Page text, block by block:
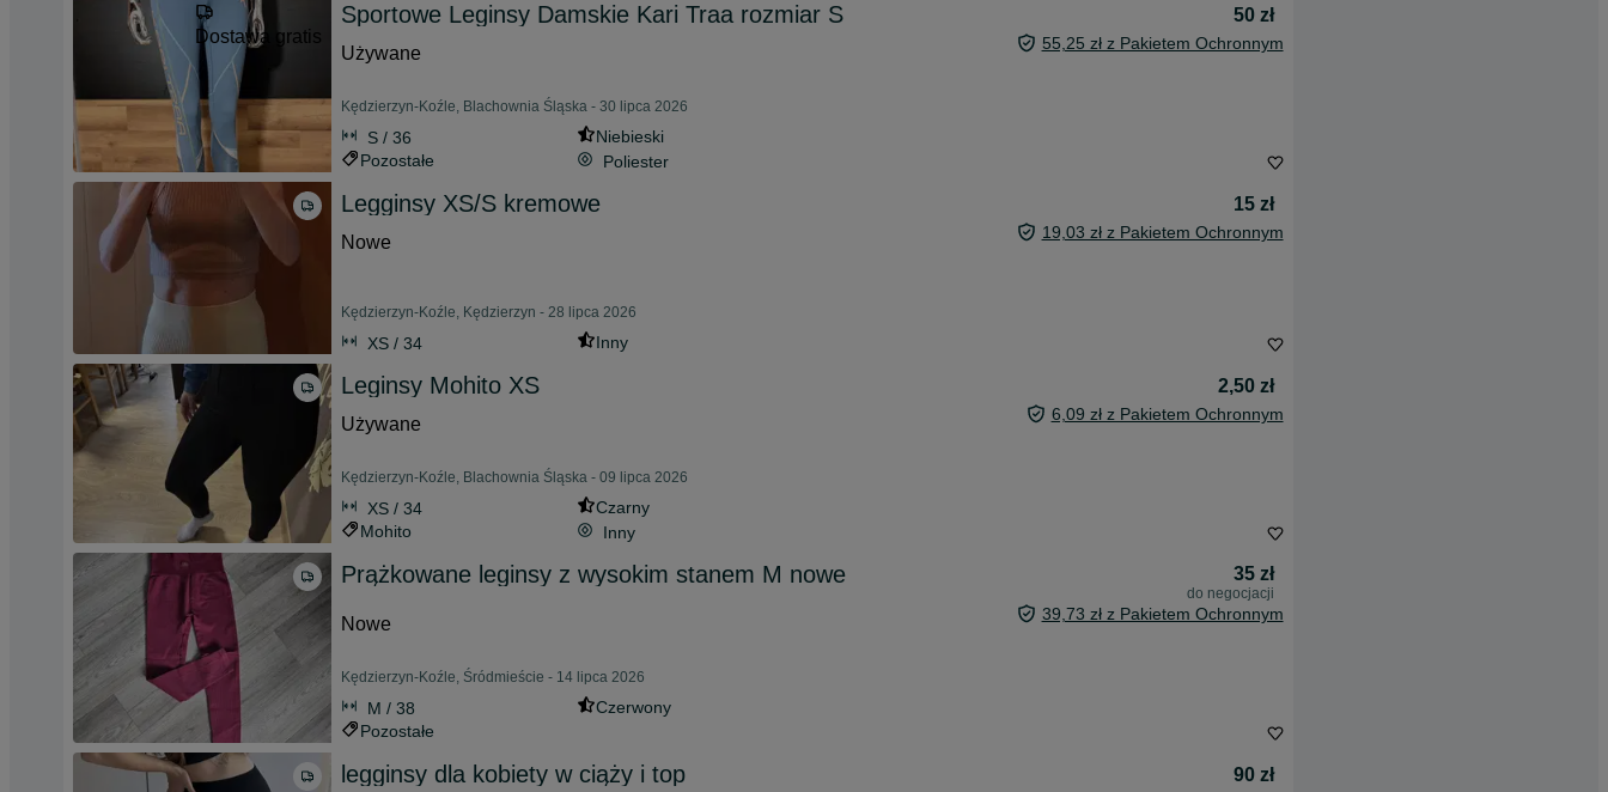
Dostawa gratis
Sportowe Leginsy Damskie Kari Traa rozmiar S
50 zł
Używane
55,25 zł z Pakietem Ochronnym
Kędzierzyn-Koźle, Blachownia Śląska - 30 lipca 2026
S / 36
Niebieski
Pozostałe
Poliester
Legginsy XS/S kremowe
15 zł
Nowe
19,03 zł z Pakietem Ochronnym
Kędzierzyn-Koźle, Kędzierzyn - 28 lipca 2026
XS / 34 Inny
Leginsy Mohito XS
2,50 zł
Używane
6,09 zł z Pakietem Ochronnym
Kędzierzyn-Koźle, Blachownia Śląska - 09 lipca 2026
XS / 34
Czarny
Mohito
Inny
Prążkowane leginsy z wysokim stanem M nowe 35 zł
do negocjacji
Nowe 39,73 zł z Pakietem Ochronnym
Kędzierzyn-Koźle, Śródmieście - 14 lipca 2026
M / 38
Czerwony
Pozostałe
legginsy dla kobiety w ciąży i top
90 zł